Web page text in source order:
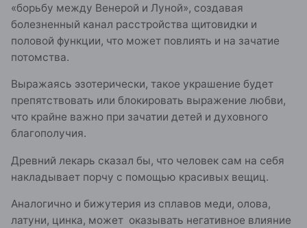
«борьбу между Венерой и Луной», создавая
болезненный канал расстройства щитовидки и
половой функции, что может повлиять и на зачатие
потомства.
Выражаясь эзотерически, такое украшение будет
препятствовать или блокировать выражение любви,
что крайне важно при зачатии детей и духовного
благополучия.
Древний лекарь сказал бы, что человек сам на себя
накладывает порчу с помощью красивых вещиц.
Аналогично и бижутерия из сплавов меди, олова,
латуни, цинка, может оказывать негативное влияние